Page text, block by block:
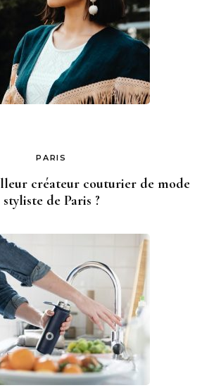
PARIS
créateur couturier de mode
styliste de Paris ?